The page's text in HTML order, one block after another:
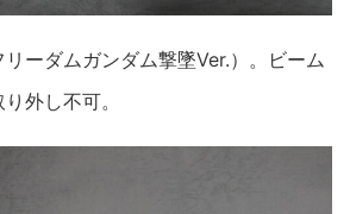
ーダムガンダム撃墜Ver.）。ビーム
外し不可。